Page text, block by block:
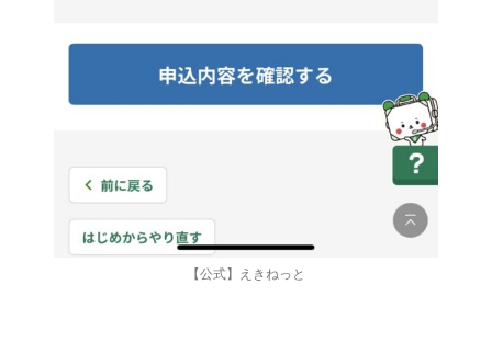
【公式】えきねっと